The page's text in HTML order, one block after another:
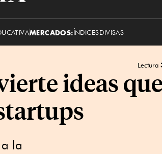
MERCADOS:ÍNDICESDIVISAS
Lectura
ideas que
la